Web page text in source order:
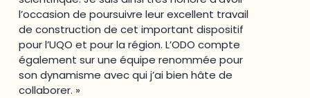
l’occasion de poursuivre leur excellent travail
de construction de cet important dispositif
pour l’UQO et pour la région. L’ODO compte
également sur une équipe renommée pour
son dynamisme avec qui j’ai bien hâte de
collaborer. »